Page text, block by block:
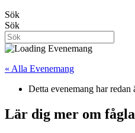
Sök
Sök
« Alla Evenemang
Detta evenemang har redan
Lär dig mer om